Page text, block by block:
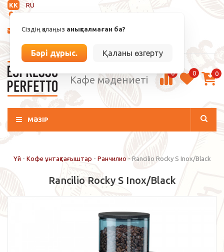
KK
RU
Сіздің қалаңыз анықталмаған ба?
Бәрі дұрыс. Қаланы өзгерту
info@espressoperfetto.kz
Кафе мәдениеті
0 0 0
МӘЗІР
Үй - Кофе ұнтақтағыштар - Ранчилио - Rancilio Rocky S Inox/Black
Rancilio Rocky S Inox/Black